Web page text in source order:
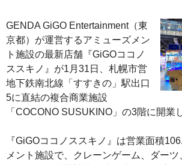
GENDA GiGO Entertainment（東
京都）が運営するアミューズメン
ト施設の最新店舗『GiGOココノ
ススキノ』が1月31日、札幌市営
地下鉄南北線「すすきの」駅出口
5に直結の複合商業施設
「COCONO SUSUKINO」の3階に開業
『GiGOココノススキノ』は営業面積
メント施設で、クレーンゲーム、ダー